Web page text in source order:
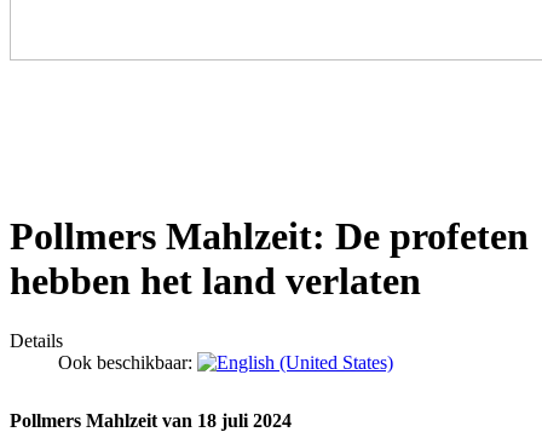
Pollmers Mahlzeit: De profeten
hebben het land verlaten
Details
Ook beschikbaar:
Pollmers Mahlzeit van 18 juli 2024